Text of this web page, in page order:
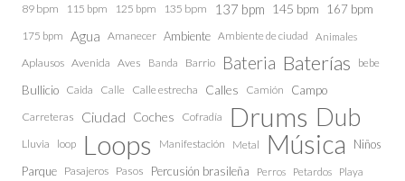
89 bpm 115 bpm 125 bpm 135 bpm 137 bpm 145 bpm 167 bpm
175 bpm Agua Amanecer Ambiente Ambiente de ciudad Animales
Aplausos Avenida Aves Banda Barrio Bateria Baterías bebe
Bullicio Caida Calle Calle estrecha Calles Camión Campo
Carreteras Ciudad Coches Cofradía Drums Dub
Lluvia loop Loops Manifestación Metal Música
Niños
Parque Pasajeros Pasos Percusión brasileña Perros Petardos Playa